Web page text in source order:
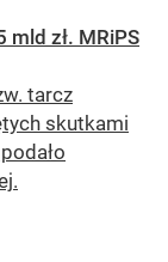
zł. MRiPS
tarcz
skutkami